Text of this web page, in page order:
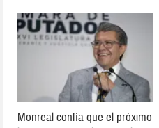
Monreal confía que el próximo